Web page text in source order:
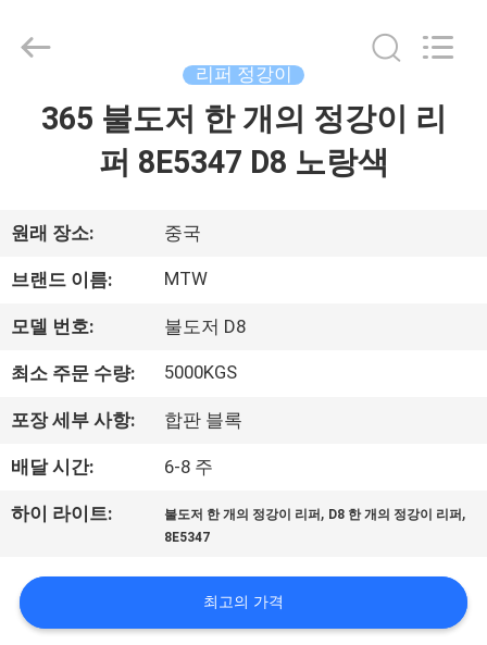
품
동
영
우
리
대
supplier.
Copyright
Reserved.
리퍼 정강이
365 불도저 한 개의 정강이 리
퍼 8E5347 D8 노랑색
원래 장소: 중국
브랜드 이름: MTW
모델 번호: 불도저 D8
최소 주문 수량: 5000KGS
포장 세부 사항: 합판 블록
배달 시간: 6-8 주
하이 라이트: 불도저 한 개의 정강이 리퍼 , D8 한 개의 정강이 리퍼 ,
8E5347
최고의 가격